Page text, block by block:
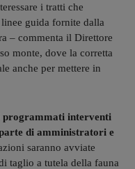
i tratti che
guida fornite dalla
– commenta il Direttore
monte, dove la corretta
anche per mettere in
interventi
di amministratori e
saranno avviate
taglio a tutela della fauna